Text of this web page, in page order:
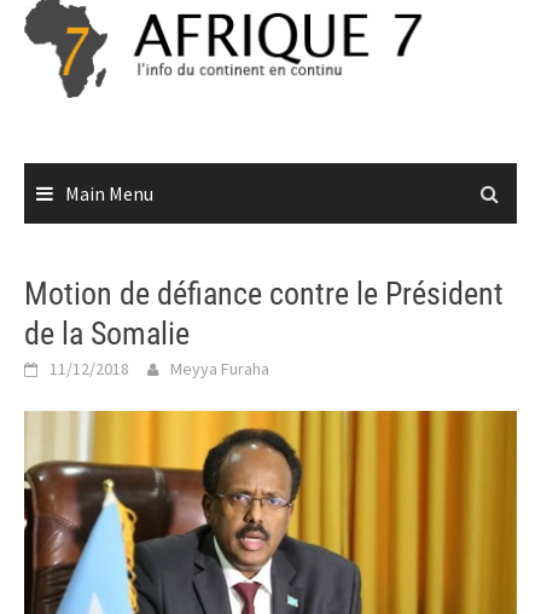
Skip
content
Main Menu
Motion de défiance contre le Président
de la Somalie
11/12/2018 Meyya Furaha